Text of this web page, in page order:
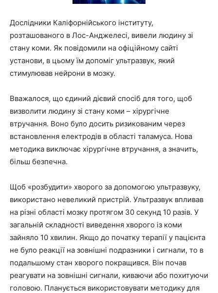
Дослідники Каліфорнійського інституту,
розташованого в Лос-Анджелесі, вивели людину зі
стану коми. Як повідомили на офіційному сайті
установи, в цьому їм допоміг ультразвук, який
стимулював нейрони в мозку.
Вважалося, що єдиний дієвий спосіб для того, щоб
визволити людину зі стану коми – хірургічне
втручання. Воно було досить ризикованим через
встановлення електродів в області таламуса. Нова
методика виключає хірургічне втручання, а значить,
більш безпечна.
Щоб «розбудити» хворого за допомогою ультразвуку,
використано невеликий пристрій. Ультразвук впливав
на різні області мозку протягом 30 секунд 10 разів. У
загальній складності виведення хворого із коми
зайняло 10 хвилин. Якщо до початку терапії у пацієнта
не було реакції на зовнішні подразники і сигнали, то в
подальшому стан хворого покращився. Він почав
реагувати на зовнішні сигнали, киваючи або похитуючи
головою. Планується використовувати методику для